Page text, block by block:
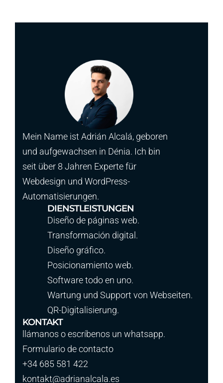
Mein Name ist Adrián Alcalá, geboren
und aufgewachsen in Dénia. Ich bin
seit über 8 Jahren Experte für
Webdesign und WordPress-
Automatisierungen.
DIENSTLEISTUNGEN
Diseño de páginas web.
Transformación digital.
Diseño gráfico.
Posicionamiento web.
Software todo en uno.
Wartung und Support von Webseiten.
QR-Digitalisierung.
KONTAKT
llámanos o escríbenos un whatsapp.
Formulario de contacto
+34 685 581 422
kontakt@adrianalcala.es